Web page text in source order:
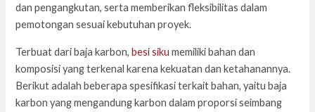
dan pengangkutan, serta memberikan fleksibilitas dalam
pemotongan sesuai kebutuhan proyek.
Terbuat dari baja karbon,besi siku memiliki bahan dan
komposisi yang terkenal karena kekuatan dan ketahanannya.
Berikut adalah beberapa spesifikasi terkait bahan, yaitu baja
karbon yang mengandung karbon dalam proporsi seimbang